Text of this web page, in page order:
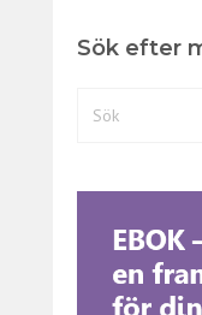
Sök efter